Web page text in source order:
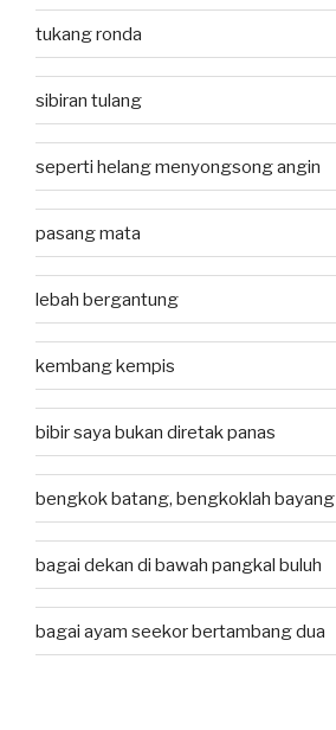
tukang ronda
sibiran tulang
seperti helang menyongsong angin
pasang mata
lebah bergantung
kembang kempis
bibir saya bukan diretak panas
bengkok batang, bengkoklah bayang
bagai dekan di bawah pangkal buluh
bagai ayam seekor bertambang dua